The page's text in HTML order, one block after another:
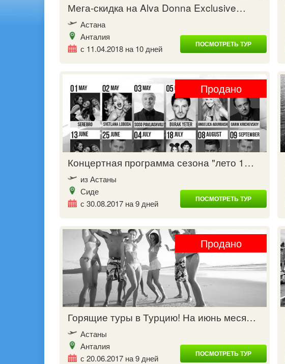
Мега-скидка на Alva Donna Exclusive…
Астана
Анталия
с 11.04.2018 на 10 дней
ПОСМОТРЕТЬ ТУР
Продано
Концертная программа сезона "лето 1…
из Астаны
Сиде
с 30.08.2017 на 9 дней
ПОСМОТРЕТЬ ТУР
Продано
Горящие туры в Турцию! На июнь меся…
Астаны
Анталия
с 20.06.2017 на 9 дней
ПОСМОТРЕТЬ ТУР